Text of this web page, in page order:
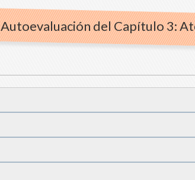
Autoevaluación del Capítulo 3: